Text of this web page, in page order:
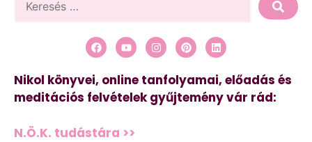
Nikol könyvei, online tanfolyamai, előadás és
meditációs felvételek gyűjtemény vár rád:
N.Ö.K. tudástára >>